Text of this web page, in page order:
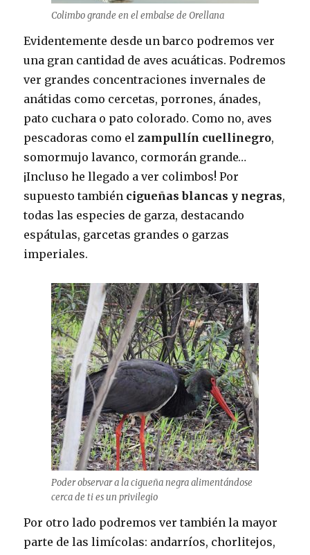
Colimbo grande en el embalse de Orellana
Evidentemente desde un barco podremos ver
una gran cantidad de aves acuáticas. Podremos
ver grandes concentraciones invernales de
anátidas como cercetas, porrones, ánades,
pato cuchara o pato colorado. Como no, aves
pescadoras como elzampullín cuellinegro,
somormujo lavanco, cormorán grande…
¡Incluso he llegado a ver colimbos! Por
supuesto también cigueñas blancas y negras,
todas las especies de garza, destacando
espátulas, garcetas grandes o garzas
imperiales.
Poder observar a la cigueña negra alimentándose
cerca de ti es un privilegio
Por otro lado podremos ver también la mayor
parte de las limícolas: andarríos, chorlitejos,